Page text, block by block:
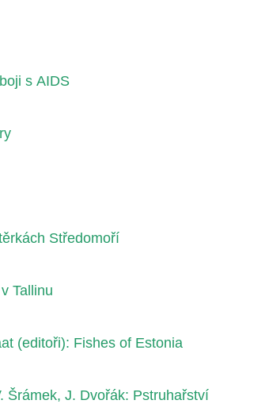
s AIDS
Středomoří
Tallinu
(editoři): Fishes of Estonia
Šrámek, J. Dvořák: Pstruhařství